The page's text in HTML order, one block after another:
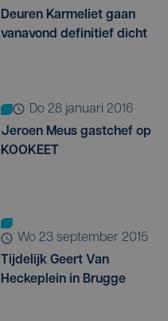
Deuren Karmeliet gaan
vanavond definitief dicht
do 28 januari 2016
Jeroen Meus gastchef op
KOOKEET
wo 23 september 2015
Tijdelijk Geert Van
Heckeplein in Brugge